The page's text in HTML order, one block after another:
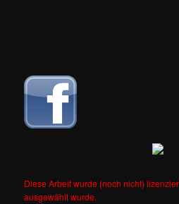
Diese Arbeit wurde (noch nicht)
ausgewählt wurde.